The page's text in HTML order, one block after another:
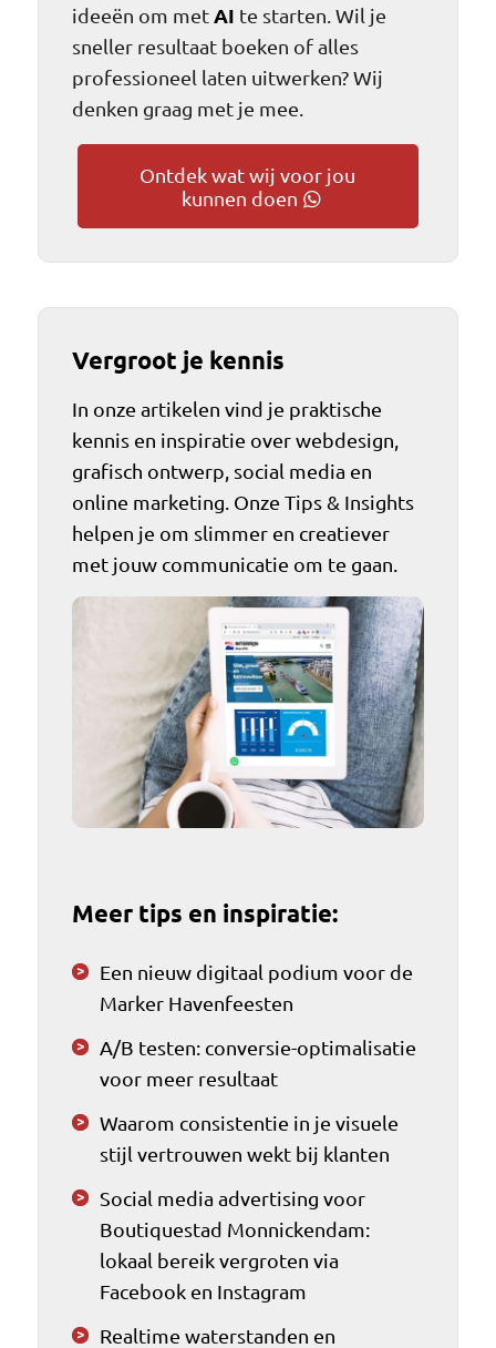
ideeën om metAI te starten. Wil je
sneller resultaat boeken of alles
professioneel laten uitwerken? Wij
denken graag met je mee.
Ontdek wat wij voor jou
kunnen doen
Vergroot je kennis
In onze artikelen vind je praktische
kennis en inspiratie over webdesign,
grafisch ontwerp, social media en
online marketing. Onze Tips & Insights
helpen je om slimmer en creatiever
met jouw communicatie om te gaan.
Meer tips en inspiratie:
Een nieuw digitaal podium voor de
Marker Havenfeesten
A/B testen: conversie-optimalisatie
voor meer resultaat
Waarom consistentie in je visuele
stijl vertrouwen wekt bij klanten
Social media advertising voor
Boutiquestad Monnickendam:
lokaal bereik vergroten via
Facebook en Instagram
Realtime waterstanden en